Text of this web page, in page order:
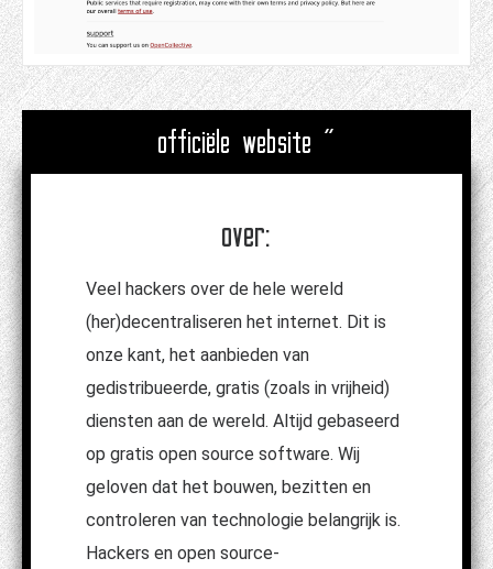
officiële website "
over:
Veel hackers over de hele wereld
(her)decentraliseren het internet. Dit is
onze kant, het aanbieden van
gedistribueerde, gratis (zoals in vrijheid)
diensten aan de wereld. Altijd gebaseerd
op gratis open source software. Wij
geloven dat het bouwen, bezitten en
controleren van technologie belangrijk is.
Hackers en open source-